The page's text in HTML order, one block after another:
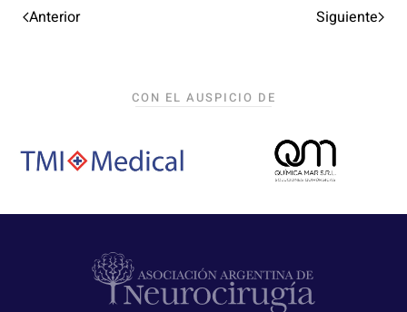
Anterior Siguiente
CON EL AUSPICIO DE